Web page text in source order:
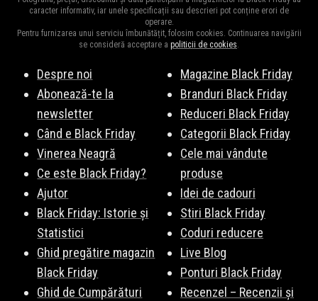
de utilizare și dacă a fost introdus corect. Uneori, codurile
expiră sau sunt valabile doar pentru anumite produse sau
perioade de timp.
caracter informativ, iar unele specificații sau descrieri pot conține erori de
operare.
Pentru furnizarea unui serviciu îmbunătățit, folosim cookies. Continuarea navigării
se consideră acceptare a politicii de cookies.
Despre noi
Abonează-te la
newsletter
Când e Black Friday
Vinerea Neagră
Ce este Black Friday?
Ajutor
Black Friday: Istorie și
Statistici
Ghid pregătire magazin
Black Friday
Ghid de Cumpărături
Magazine Black Friday
Branduri Black Friday
Reduceri Black Friday
Categorii Black Friday
Cele mai vândute
produse
Idei de cadouri
Stiri Black Friday
Coduri reducere
Live Blog
Ponturi Black Friday
Recenzel – Recenzii și